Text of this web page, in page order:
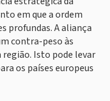
em que a ordem
profundas. A aliança
contra-peso às
região. Isto pode levar
os países europeus